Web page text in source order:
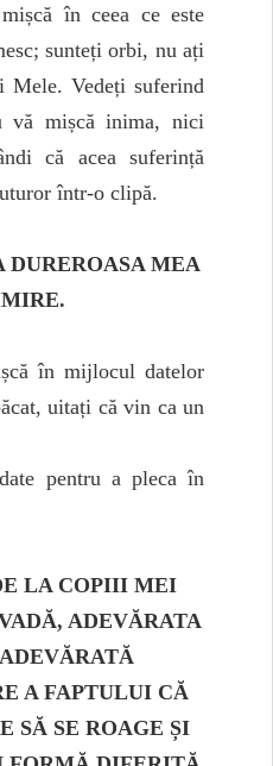
în ceea ce este
sunteți orbi, nu ați
Mele. Vedeți suferind
mișcă inima, nici
că acea suferință
într-o clipă.
MEA
în mijlocul datelor
uitați că vin ca un
pentru a pleca în
LA COPIII MEI
ADEVĂRATA
A FAPTULUI CĂ
SĂ SE ROAGE ȘI